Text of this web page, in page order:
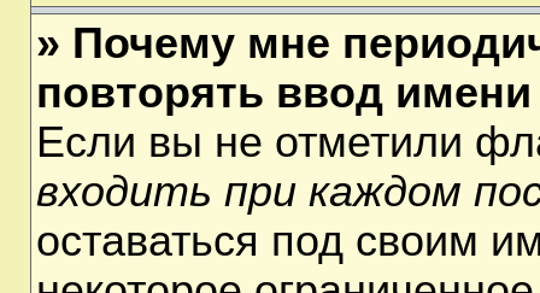
» Почему мне
повторять ввод
Если вы не отметили
входить при каждом
оставаться под своим